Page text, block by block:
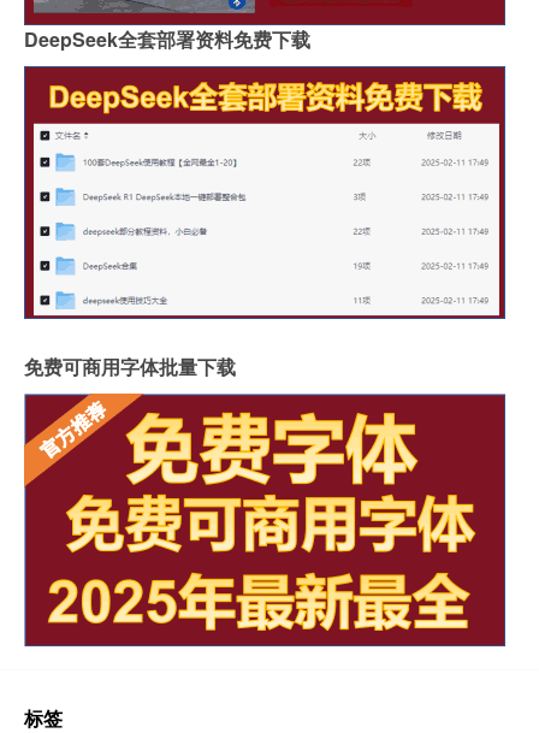
DeepSeek全套部署资料免费下载
免费可商用字体批量下载
标签